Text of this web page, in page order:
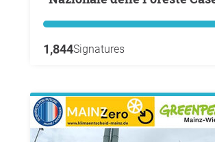
1,844Signatures